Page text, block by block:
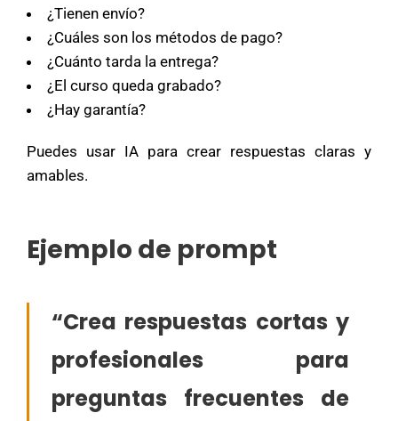
¿Tienen envío?
¿Cuáles son los métodos de pago?
¿Cuánto tarda la entrega?
¿El curso queda grabado?
¿Hay garantía?
Puedes usar IA para crear respuestas claras y
amables.
Ejemplo de prompt
“Crea respuestas cortas y
profesionales para
preguntas frecuentes de